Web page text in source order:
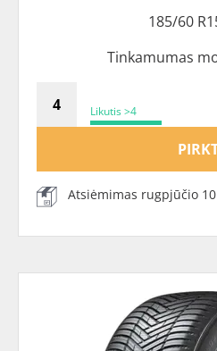
185/60
Tinkamumas
Likutis >4
Atsiėmimas rugpjūčio